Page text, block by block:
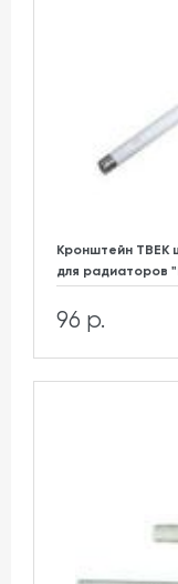
Кронштейн ТВЕК
для радиаторов
96 р.